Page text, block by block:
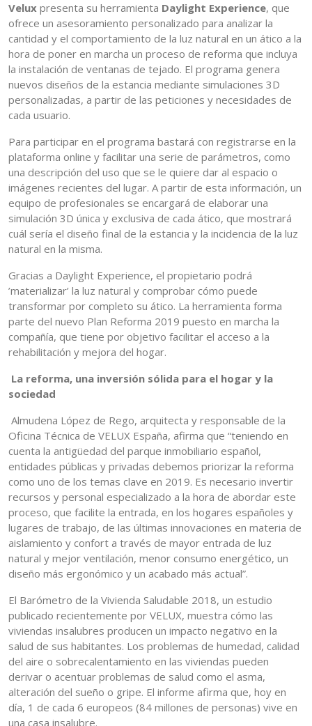
Velux presenta su herramienta Daylight Experience, que
ofrece un asesoramiento personalizado para analizar la
cantidad y el comportamiento de la luz natural en un ático a la
hora de poner en marcha un proceso de reforma que incluya
la instalación de ventanas de tejado. El programa genera
nuevos diseños de la estancia mediante simulaciones 3D
personalizadas, a partir de las peticiones y necesidades de
cada usuario.
Para participar en el programa bastará con registrarse en la
plataforma online y facilitar una serie de parámetros, como
una descripción del uso que se le quiere dar al espacio o
imágenes recientes del lugar. A partir de esta información, un
equipo de profesionales se encargará de elaborar una
simulación 3D única y exclusiva de cada ático, que mostrará
cuál sería el diseño final de la estancia y la incidencia de la luz
natural en la misma.
Gracias a Daylight Experience, el propietario podrá
’materializar’ la luz natural y comprobar cómo puede
transformar por completo su ático. La herramienta forma
parte del nuevo Plan Reforma 2019 puesto en marcha la
compañía, que tiene por objetivo facilitar el acceso a la
rehabilitación y mejora del hogar.
La reforma, una inversión sólida para el hogar y la
sociedad
Almudena López de Rego, arquitecta y responsable de la
Oficina Técnica de VELUX España, afirma que “teniendo en
cuenta la antigüedad del parque inmobiliario español,
entidades públicas y privadas debemos priorizar la reforma
como uno de los temas clave en 2019. Es necesario invertir
recursos y personal especializado a la hora de abordar este
proceso, que facilite la entrada, en los hogares españoles y
lugares de trabajo, de las últimas innovaciones en materia de
aislamiento y confort a través de mayor entrada de luz
natural y mejor ventilación, menor consumo energético, un
diseño más ergonómico y un acabado más actual”.
El Barómetro de la Vivienda Saludable 2018, un estudio
publicado recientemente por VELUX, muestra cómo las
viviendas insalubres producen un impacto negativo en la
salud de sus habitantes. Los problemas de humedad, calidad
del aire o sobrecalentamiento en las viviendas pueden
derivar o acentuar problemas de salud como el asma,
alteración del sueño o gripe. El informe afirma que, hoy en
día, 1 de cada 6 europeos (84 millones de personas) vive en
una casa insalubre.